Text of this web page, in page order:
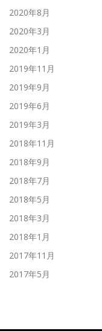
2020年8月
2020年3月
2020年1月
2019年11月
2019年9月
2019年6月
2019年3月
2018年11月
2018年9月
2018年7月
2018年5月
2018年3月
2018年1月
2017年11月
2017年5月